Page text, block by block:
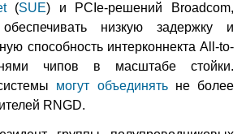
(SUE) и PCIe-решений Broadcom,
низкую задержку и
способность интерконнекта All-to-
чипов в масштабе стойки.
могут объединятьне более
RNGD.